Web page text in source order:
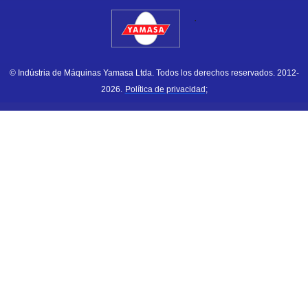
.
© Indústria de Máquinas Yamasa Ltda. Todos los derechos reservados. 2012-
2026.
Política de privacidad;